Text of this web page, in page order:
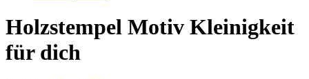
Holzstempel Motiv Kleinigkeit
für dich